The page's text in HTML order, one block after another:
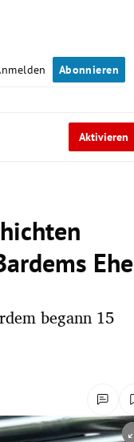
Abonnieren
Aktivieren
Ehe
begann 15